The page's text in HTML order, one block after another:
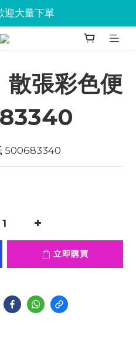
優惠已抵達Union
迎大量下單
優惠已抵達Union
張彩色便
500683340
立即購買